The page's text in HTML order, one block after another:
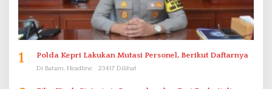
1 Polda Kepri Lakukan Mutasi Personel, Berikut Daftarnya
Di Batam, Headline 23417 Dilihat